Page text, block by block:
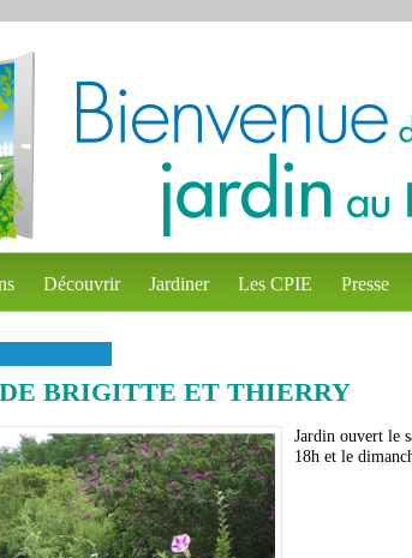
Découvrir Jardiner Les CPIE Presse
BRIGITTE ET THIERRY
Jardin ouvert le
18h et le